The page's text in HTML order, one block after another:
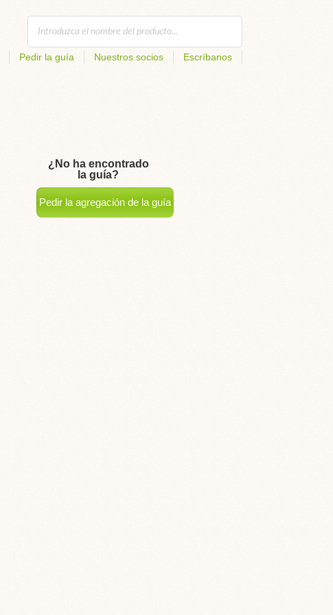
Pedir la guía Nuestros socios Escríbanos
¿No ha encontrado
la guía?
Pedir la agregación de la guía